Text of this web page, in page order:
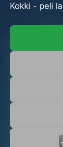
Kokki - peli